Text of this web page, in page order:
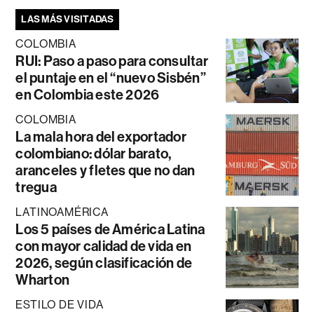
LAS MÁS VISITADAS
COLOMBIA
RUI: Paso a paso para consultar
el puntaje en el “nuevo Sisbén”
en Colombia este 2026
COLOMBIA
La mala hora del exportador
colombiano: dólar barato,
aranceles y fletes que no dan
tregua
LATINOAMÉRICA
Los 5 países de América Latina
con mayor calidad de vida en
2026, según clasificación de
Wharton
ESTILO DE VIDA